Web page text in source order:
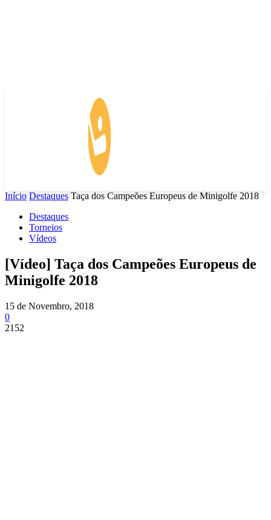
Início Destaques Taça dos Campeões Europeus de Minigolfe 2018
Destaques
Torneios
Vídeos
[Vídeo] Taça dos Campeões Europeus de
Minigolfe 2018
15 de Novembro, 2018
0
2152